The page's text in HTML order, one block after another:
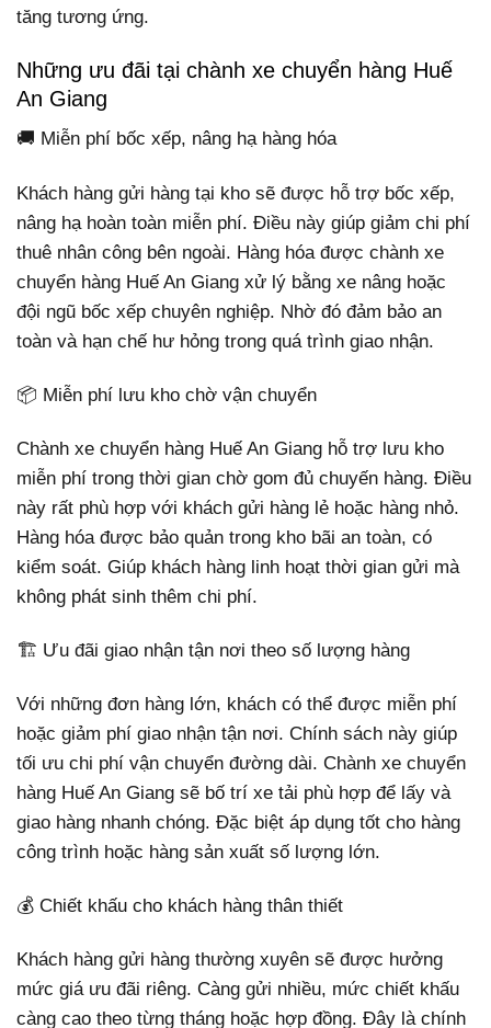
tăng tương ứng.
Những ưu đãi tại chành xe chuyển hàng Huế
An Giang
🚚 Miễn phí bốc xếp, nâng hạ hàng hóa
Khách hàng gửi hàng tại kho sẽ được hỗ trợ bốc xếp,
nâng hạ hoàn toàn miễn phí. Điều này giúp giảm chi phí
thuê nhân công bên ngoài. Hàng hóa được chành xe
chuyển hàng Huế An Giang xử lý bằng xe nâng hoặc
đội ngũ bốc xếp chuyên nghiệp. Nhờ đó đảm bảo an
toàn và hạn chế hư hỏng trong quá trình giao nhận.
📦 Miễn phí lưu kho chờ vận chuyển
Chành xe chuyển hàng Huế An Giang hỗ trợ lưu kho
miễn phí trong thời gian chờ gom đủ chuyến hàng. Điều
này rất phù hợp với khách gửi hàng lẻ hoặc hàng nhỏ.
Hàng hóa được bảo quản trong kho bãi an toàn, có
kiểm soát. Giúp khách hàng linh hoạt thời gian gửi mà
không phát sinh thêm chi phí.
🏗️ Ưu đãi giao nhận tận nơi theo số lượng hàng
Với những đơn hàng lớn, khách có thể được miễn phí
hoặc giảm phí giao nhận tận nơi. Chính sách này giúp
tối ưu chi phí vận chuyển đường dài. Chành xe chuyển
hàng Huế An Giang sẽ bố trí xe tải phù hợp để lấy và
giao hàng nhanh chóng. Đặc biệt áp dụng tốt cho hàng
công trình hoặc hàng sản xuất số lượng lớn.
💰 Chiết khấu cho khách hàng thân thiết
Khách hàng gửi hàng thường xuyên sẽ được hưởng
mức giá ưu đãi riêng. Càng gửi nhiều, mức chiết khấu
càng cao theo từng tháng hoặc hợp đồng. Đây là chính